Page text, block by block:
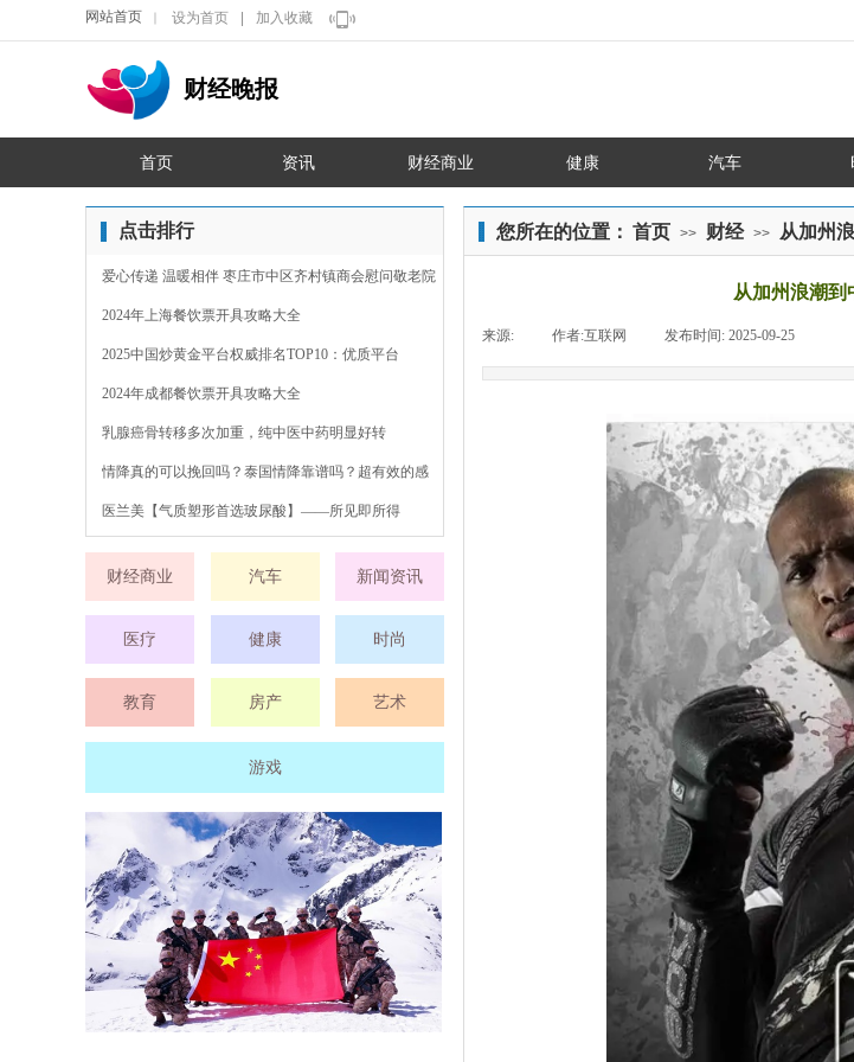
网站首页 设为首页 加入收藏
财经晚报
首页 资讯 财经商业 健康 汽车
点击排行 您所在的位置： 首页 >> 财经 >> 从加州
从加州浪潮
来源: 作者:互联网 发布时间: 2025-09-25
爱心传递 温暖相伴 枣庄市中区齐村镇商会慰问敬老院
2024年上海餐饮票开具攻略大全
2025中国炒黄金平台权威排名TOP10：优质平台
2024年成都餐饮票开具攻略大全
乳腺癌骨转移多次加重，纯中医中药明显好转
情降真的可以挽回吗？泰国情降靠谱吗？超有效的感
情裂
医兰美【气质塑形首选玻尿酸】——所见即所得
财经商业 新闻资讯
汽车
健康
医疗 时尚
教育 房产 艺术
游戏